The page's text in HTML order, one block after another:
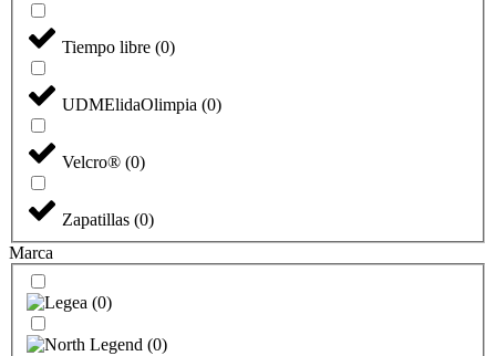
Tiempo libre (0)
UDMElidaOlimpia (0)
Velcro® (0)
Zapatillas (0)
Marca
(0)
(0)